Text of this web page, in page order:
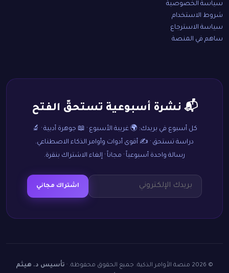
سياسة الخصوصية
شروط الاستخدام
سياسة الاسترجاع
ساهم في المنصة
📬 نشرة أسبوعية تستحقّ الفتح
كل أسبوع في بريدك: 🌍 غريبة الأسبوع · 📖 جوهرة أدبية · 🔬
دراسة تستحق · ✍️ أقوى أدوات وأوامر الذكاء الاصطناعي.
رسالة واحدة أسبوعياً · مجاناً · إلغاء الاشتراك بنقرة.
اشتراك مجاني
© 2026 منصة الأوامر الذكية. جميع الحقوق محفوظة. · تأسيس د. هيثم